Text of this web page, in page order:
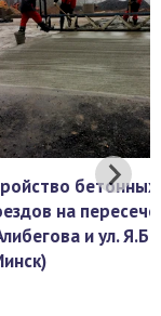
ремонт
РПТО "Каменный